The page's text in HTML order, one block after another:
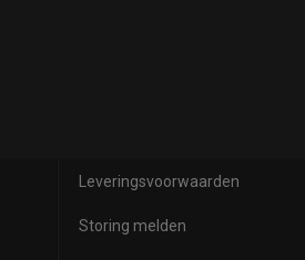
Leveringsvoorwaarden
Storing melden